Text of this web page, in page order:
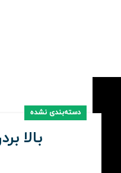
دسته‌بندی نشده
بالا